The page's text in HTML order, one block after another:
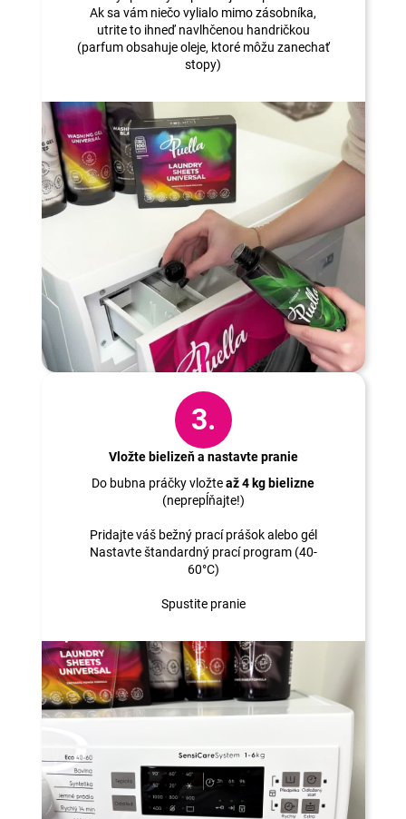
Ak sa vám niečo vylialo mimo zásobníka,
utrite to ihneď navlhčenou handričkou
(parfum obsahuje oleje, ktoré môžu zanechať
stopy)
3.
Vložte bielizeň a nastavte pranie
Do bubna práčky vložteaž 4 kg bielizne
(neprepĺňajte!)
Pridajte váš bežný prací prášok alebo gél
Nastavte štandardný prací program (40-
60°C)
Spustite pranie